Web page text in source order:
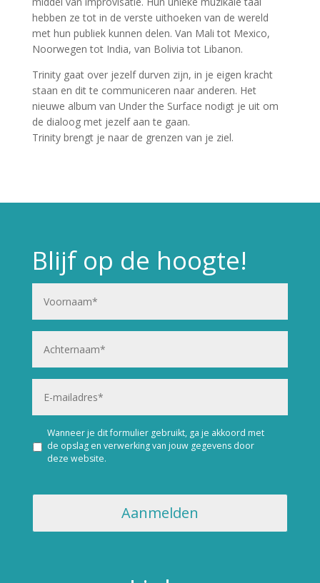
hebben ze tot in de verste uithoeken van de wereld
met hun publiek kunnen delen. Van Mali tot Mexico,
Noorwegen tot India, van Bolivia tot Libanon.
Trinity gaat over jezelf durven zijn, in je eigen kracht
staan en dit te communiceren naar anderen. Het
nieuwe album van Under the Surface nodigt je uit om
de dialoog met jezelf aan te gaan.
Trinity brengt je naar de grenzen van je ziel.
Blijf op de hoogte!
Wanneer je dit formulier gebruikt, ga je akkoord met
de opslag en verwerking van jouw gegevens door
deze website.